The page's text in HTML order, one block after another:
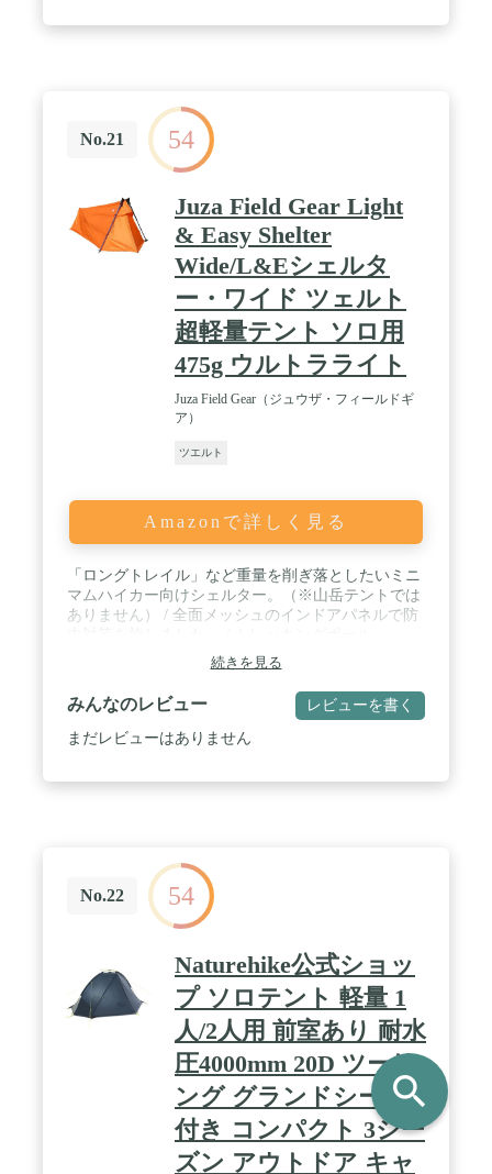
No.21 54
Juza Field Gear Light
& Easy Shelter
Wide/L&Eシェルタ
ー・ワイド ツェルト
超軽量テント ソロ用
475g ウルトラライト
Juza Field Gear（ジュウザ・フィールドギ
ア）
ツエルト
Amazonで詳しく見る
「ロングトレイル」など重量を削ぎ落としたいミニ
マムハイカー向けシェルター。（※山岳テントでは
ありません） / 全面メッシュのインドアパネルで防
(47inch/ 約118cm) と付属のサブポールを利用して設
営。 / 床面長210cm。長身の方にも対応。靴などを
置けるように入口に土間スペースを設けました。 /
透湿生地と効率的な換気（前後吹き抜け）のダブル
効果で結露対策を強化しました。
続きを見る
みんなのレビュー レビューを書く
まだレビューはありません
No.22 54
Naturehike公式ショッ
プ ソロテント 軽量 1
人/2人用 前室あり 耐水
圧4000mm 20D ツーリ
ング グランドシード
付き コンパクト 3シー
ズン アウトドア キャ
search